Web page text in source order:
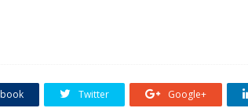
Twitter Google+